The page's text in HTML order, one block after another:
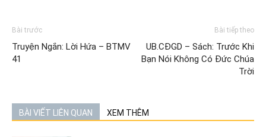
Bài trước
Truyện Ngắn: Lời Hứa – BTMV
41
Bài tiếp theo
UB.CĐGD – Sách: Trước Khi
Bạn Nói Không Có Đức Chúa
Trời
BÀI VIẾT LIÊN QUAN XEM THÊM